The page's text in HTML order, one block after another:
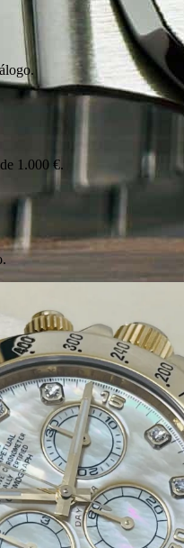
es
manufacturas. Cada
al catálogo.
1.000 €.